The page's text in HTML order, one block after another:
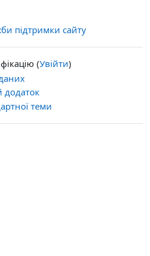
підтримки сайту
(Увійти)
додаток
теми